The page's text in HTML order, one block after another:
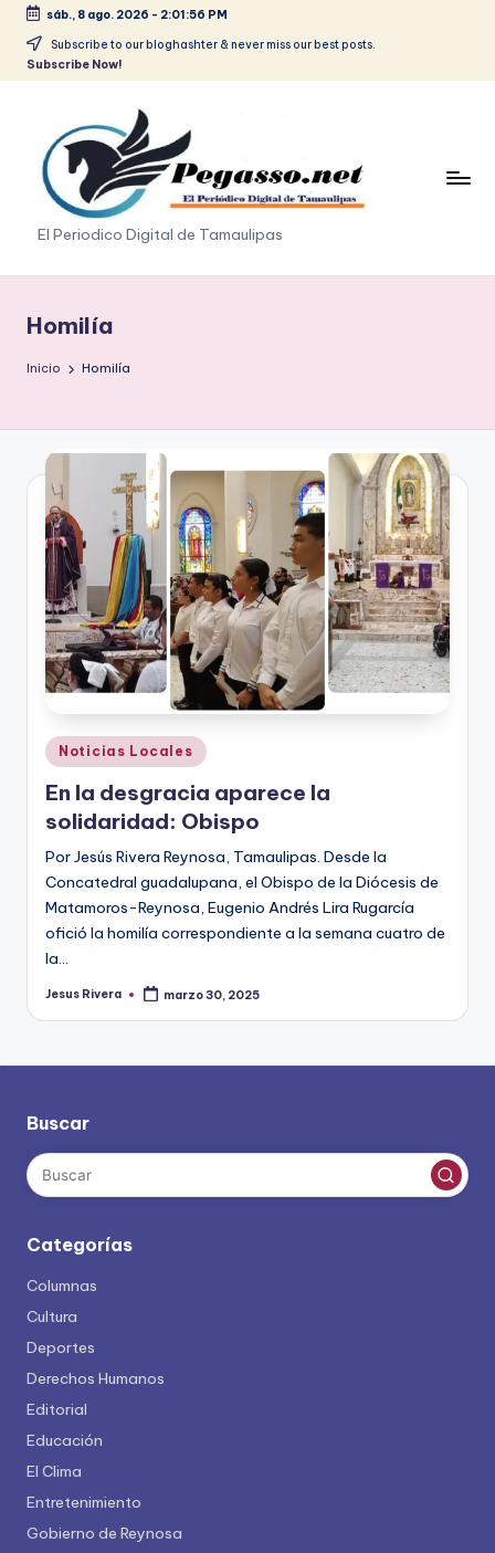
Saltar
sáb., 8 ago. 2026 - 2:01:56 PM
Subscribe to our bloghashter & never miss our best posts.
Subscribe Now!
p
e
g
s
.
p
r
e
s
s
El Periodico Digital de Tamaulipas
Homilía
Inicio Homilía
Publicado
en
Noticias Locales
En la desgracia aparece la
solidaridad: Obispo
Por Jesús Rivera Reynosa, Tamaulipas. Desde la
Concatedral guadalupana, el Obispo de la Diócesis de
Matamoros-Reynosa, Eugenio Andrés Lira Rugarcía
ofició la homilía correspondiente a la semana cuatro de
la…
Publicado
Jesus Rivera marzo 30, 2025
Buscar
Categorías
Columnas
Cultura
Deportes
Derechos Humanos
Editorial
Educación
El Clima
Entretenimiento
Gobierno de Reynosa